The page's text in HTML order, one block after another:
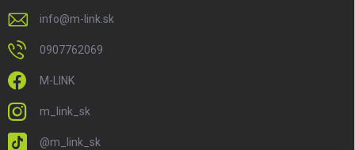
info@m-link.sk
0907762069
M-LINK
m_link_sk
@m_link_sk